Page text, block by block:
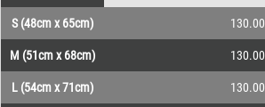
S (48cm x 65cm)
M (51cm x 68cm)
L (54cm x 71cm)